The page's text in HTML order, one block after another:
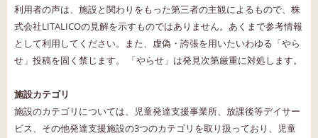
利用者の声は、施設と関わりをもった第三者の主観によるもので、株
式会社LITALICOの見解を示すものではありません。あくまで参考情報
として利用してください。また、虚偽・誇張を用いたいわゆる「やら
せ」投稿を固く禁じます。 「やらせ」は発見次第厳重に対処します。
施設カテゴリ
施設のカテゴリについては、児童発達支援事業所、放課後等デイサー
ビス、その他発達支援施設の3つのカテゴリを取り扱っており、児童